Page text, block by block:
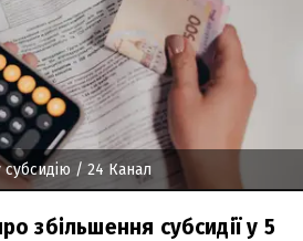
/ 24 Канал
збільшення субсидії у 5